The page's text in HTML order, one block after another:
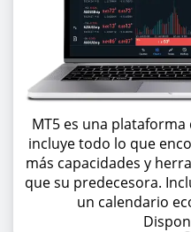
MT5 es una
incluye todo lo que
más capacidades y
que su predecesora.
un calendario